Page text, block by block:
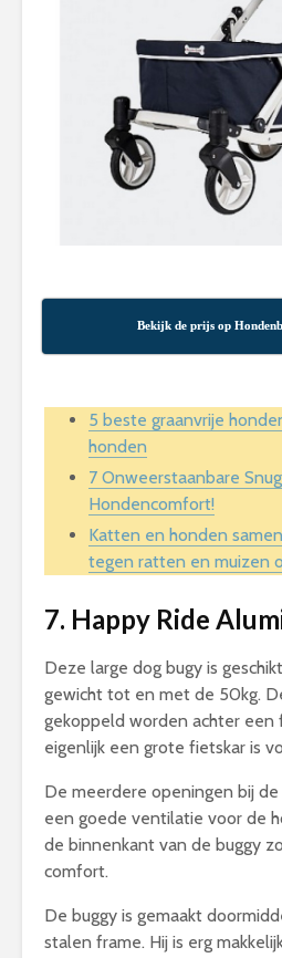
Bekijk de prijs op
5 beste graanvrije
honden
7 Onweerstaanbare
Hondencomfort!
Katten en honden
tegen ratten en muizen
7. Happy Ride
Deze large dog bugy is
gewicht tot en met de 50kg.
gekoppeld worden achter een
eigenlijk een grote fietskar is
De meerdere openingen bij
een goede ventilatie voor de
de binnenkant van de buggy
comfort.
De buggy is gemaakt
stalen frame. Hij is erg